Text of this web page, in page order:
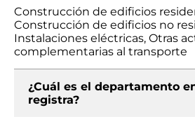
Construcción de edificios
Construcción de edificios no
Instalaciones eléctricas, Otras
complementarias al transporte
¿Cuál es el departamento
registra?